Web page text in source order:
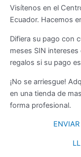
Visítenos en el
Ecuador. Hacemos
Difiera su pago con
meses SIN
regalos si su pago
¡No se arriesgue!
en una tienda de
forma profesional.